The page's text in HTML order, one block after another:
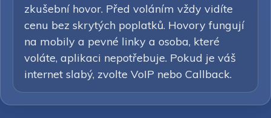
zkušební hovor. Před voláním vždy vidíte
cenu bez skrytých poplatků. Hovory fungují
na mobily a pevné linky a osoba, které
voláte, aplikaci nepotřebuje. Pokud je váš
internet slabý, zvolte VoIP nebo Callback.